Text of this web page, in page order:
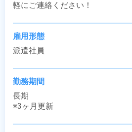
軽にご連絡ください！
雇用形態
派遣社員
勤務期間
長期
※3ヶ月更新